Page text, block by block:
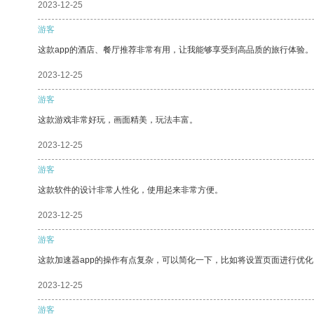
2023-12-25
游客
这款app的酒店、餐厅推荐非常有用，让我能够享受到高品质的旅行体验。
2023-12-25
游客
这款游戏非常好玩，画面精美，玩法丰富。
2023-12-25
游客
这款软件的设计非常人性化，使用起来非常方便。
2023-12-25
游客
这款加速器app的操作有点复杂，可以简化一下，比如将设置页面进行优
2023-12-25
游客